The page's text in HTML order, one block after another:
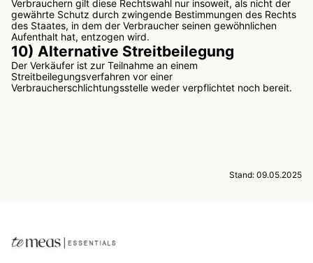
Verbrauchern gilt diese Rechtswahl nur insoweit, als nicht der
gewährte Schutz durch zwingende Bestimmungen des Rechts
des Staates, in dem der Verbraucher seinen gewöhnlichen
Aufenthalt hat, entzogen wird.
10) Alternative Streitbeilegung
Der Verkäufer ist zur Teilnahme an einem
Streitbeilegungsverfahren vor einer
Verbraucherschlichtungsstelle weder verpflichtet noch bereit.
Stand: 09.05.2025